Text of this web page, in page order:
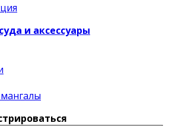
и аксессуары